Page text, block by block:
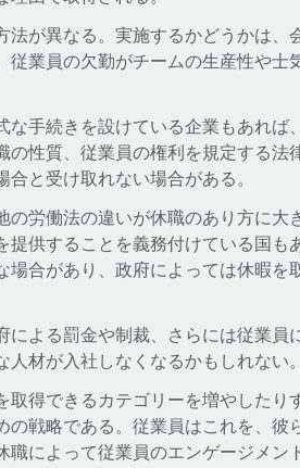
法が異なる。実施するかどうかは、
従業員の欠勤がチームの生産性や士
な手続きを設けている企業もあれば
の性質、従業員の権利を規定する法
と受け取れない場合がある。
の労働法の違いが休職のあり方に大
提供することを義務付けている国
場合があり、政府によっては休暇を
による罰金や制裁、さらには従業員
材が入社しなくなるかもしれない。
取得できるカテゴリーを増やしたり
の戦略である。従業員はこれを、彼
職によって従業員のエンゲージメン